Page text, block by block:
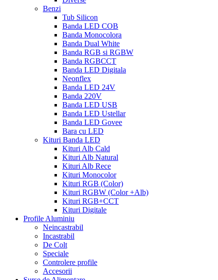
Benzi
Tub Silicon
Banda LED COB
Banda Monocolora
Banda Dual White
Banda RGB si RGBW
Banda RGBCCT
Banda LED Digitala
Neonflex
Banda LED 24V
Banda 220V
Banda LED USB
Banda LED Ustellar
Banda LED Govee
Bara cu LED
Kituri Banda LED
Kituri Alb Cald
Kituri Alb Natural
Kituri Alb Rece
Kituri Monocolor
Kituri RGB (Color)
Kituri RGBW (Color +Alb)
Kituri RGB+CCT
Kituri Digitale
Profile Aluminiu
Neincastrabil
Incastrabil
De Colt
Speciale
Controlere profile
Accesorii